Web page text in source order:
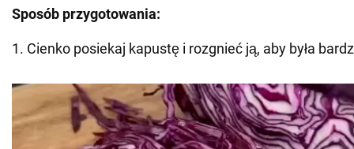
Sposób przygotowania:
1. Cienko posiekaj kapustę i rozgnieć ją, aby była